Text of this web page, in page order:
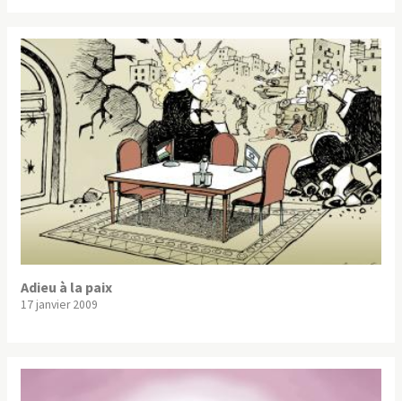
Adieu à la paix
17 janvier 2009